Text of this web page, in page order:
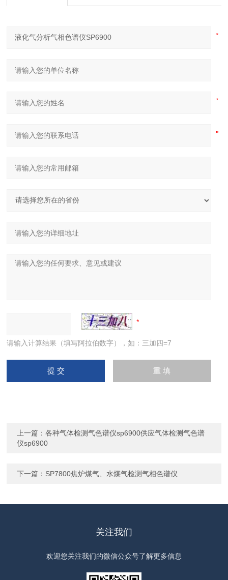
请输入计算结果（填写阿拉伯数字），如：三加四=7
上一篇：各种气体检测气色谱仪sp6900供应气体检测气色谱
仪sp6900
下一篇： SP7800焦炉煤气、水煤气检测气相色谱仪
关注我们
欢迎您关注我们的微信公众号了解更多信息